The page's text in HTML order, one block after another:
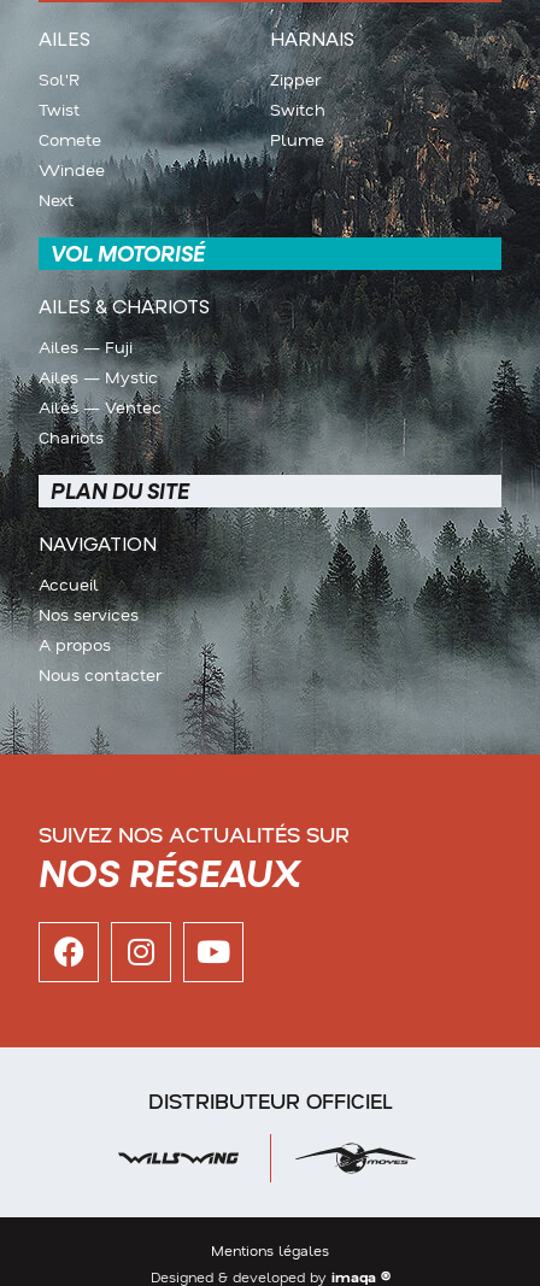
AILES
Sol'R
Twist
Comete
Windee
Next
HARNAIS
Zipper
Switch
Plume
VOL MOTORISÉ
AILES & CHARIOTS
Ailes — Fuji
Ailes — Mystic
Ailes — Ventec
Chariots
PLAN DU SITE
NAVIGATION
Accueil
Nos services
A propos
Nous contacter
SUIVEZ NOS ACTUALITÉS SUR
NOS RÉSEAUX
DISTRIBUTEUR OFFICIEL
Designed & developed by imaqa ®
Mentions légales